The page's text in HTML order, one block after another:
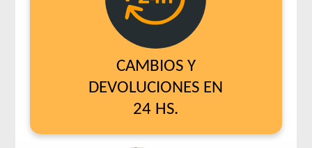
CAMBIOS Y
DEVOLUCIONES EN
24 HS.